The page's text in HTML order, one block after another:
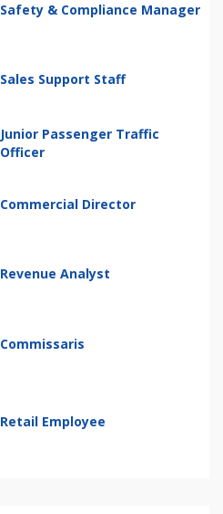
Safety & Compliance Manager
Sales Support Staff
Junior Passenger Traffic
Officer
Commercial Director
Revenue Analyst
Commissaris
Retail Employee